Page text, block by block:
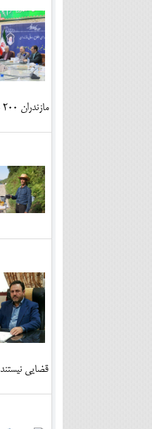
مازندران ۲۰۰ دانشگاه به شکل‌های متفاوت داریم.
قضایی نیستند